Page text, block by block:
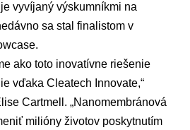
vyvíjaný výskumníkmi na
sa stal finalistom v
ako toto inovatívne riešenie
vďaka Cleatech Innovate,“
Cartmell. „Nanomembránová
milióny životov poskytnutím